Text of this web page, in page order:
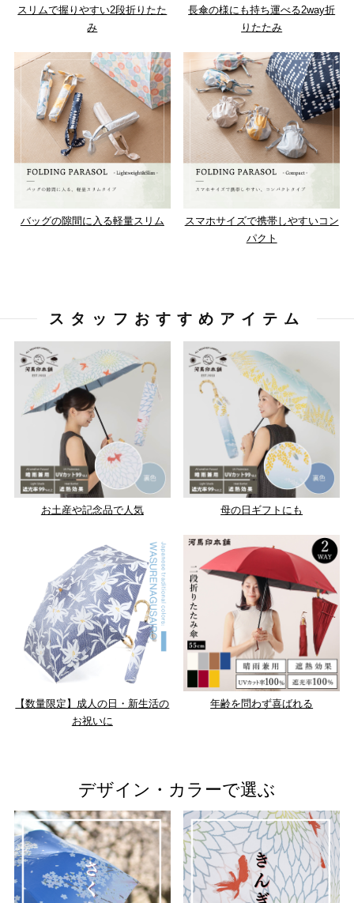
スリムで握りやすい2段折りたた
み
長傘の様にも持ち運べる2way折
りたたみ
バッグの隙間に入る軽量スリム
スマホサイズで携帯しやすいコン
パクト
スタッフおすすめアイテム
お土産や記念品で人気 母の日ギフトにも
【数量限定】成人の日・新生活の
お祝いに
年齢を問わず喜ばれる
デザイン・カラーで選ぶ